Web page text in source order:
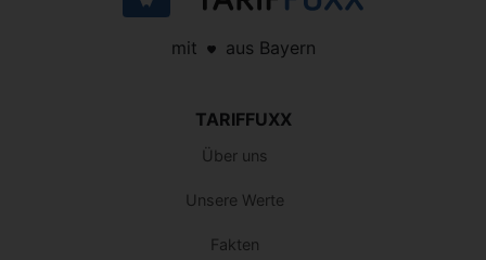
mit aus Bayern
TARIFFUXX
Über uns
Unsere Werte
Fakten